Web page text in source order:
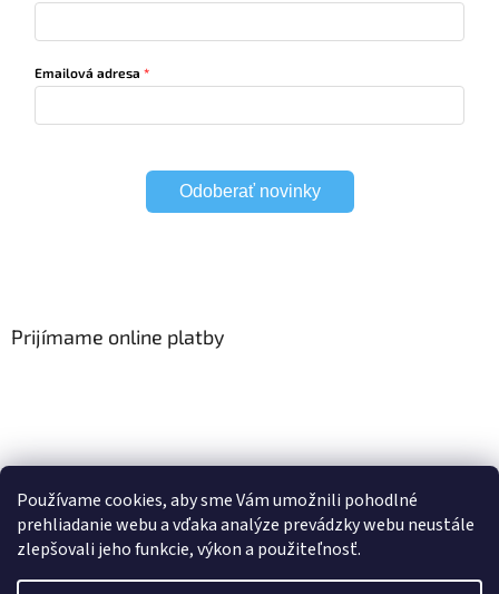
Používame cookies, aby sme Vám umožnili pohodlné
prehliadanie webu a vďaka analýze prevádzky webu neustále
zlepšovali jeho funkcie, výkon a použiteľnosť.
Emailová adresa
Odoberať novinky
Prijímame online platby